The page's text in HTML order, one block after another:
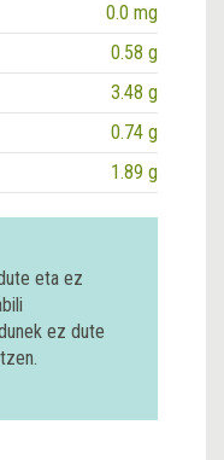
0.0 mg
0.58 g
3.48 g
0.74 g
1.89 g
eta ez
ez dute